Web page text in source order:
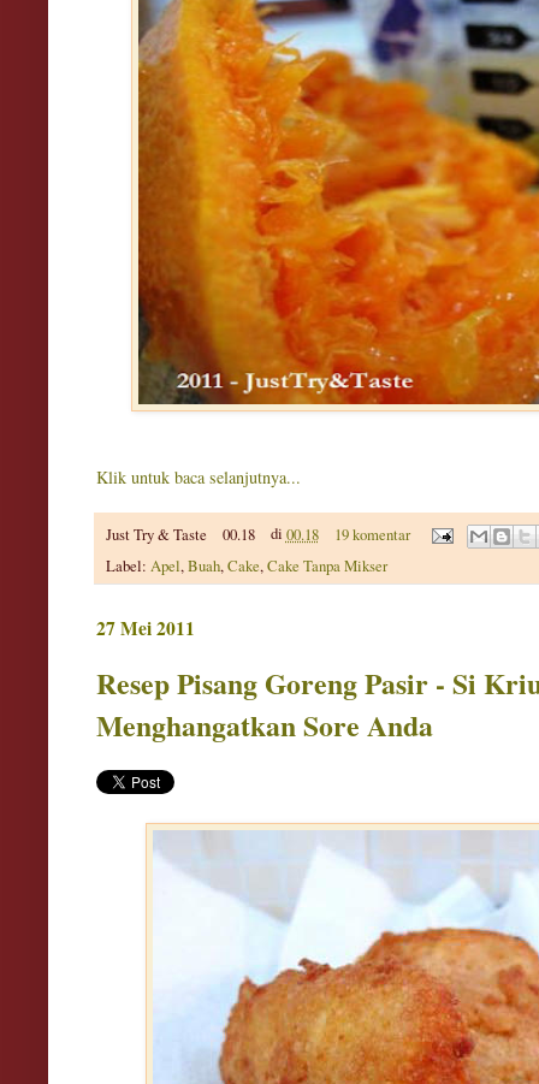
Klik untuk baca selanjutnya...
Just Try & Taste 00.18 di 00.18
19 komentar
Label: Apel,Buah,Cake,Cake Tanpa Mikser
27 Mei 2011
Resep Pisang Goreng Pasir - Si
Menghangatkan Sore Anda